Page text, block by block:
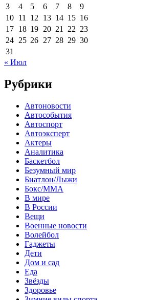
3
4 5 6 7 8
9
10 11 12 13 14 15 16
17 18 19 20 21 22 23
24 25 26 27 28 29 30
31
« Июл
Рубрики
Автоновости
Автособытия
Автоспорт
Автоэксперт
Актеры
Аналитика
Баскетбол
Безумный мир
Биатлон/Лыжи
Бокс/MMA
В мире
В России
Вещи
Военные новости
Волейбол
Гаджеты
Дети
Дом и сад
Еда
Звёзды
Здоровье